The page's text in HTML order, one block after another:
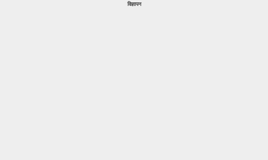
विज्ञापन